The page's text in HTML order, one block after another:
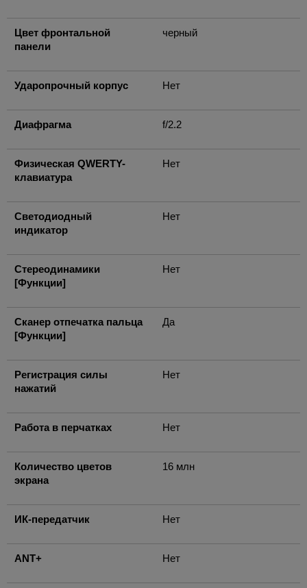
Цвет фронтальной
панели
черный
Ударопрочный корпус Нет
Диафрагма f/2.2
Физическая QWERTY-
клавиатура
Нет
Светодиодный
индикатор
Нет
Стереодинамики
[Функции]
Нет
Сканер отпечатка пальца
[Функции]
Да
Регистрация силы
нажатий
Нет
Работа в перчатках Нет
Количество цветов
экрана
16 млн
ИК-передатчик Нет
ANT+ Нет